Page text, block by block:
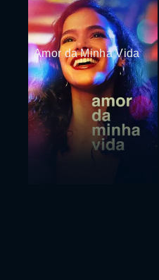
Amor da Minha Vida